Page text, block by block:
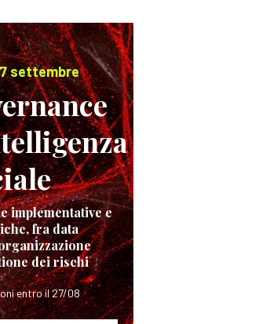
settembre
implementative e
fra data
dei rischi
entro il 27/08